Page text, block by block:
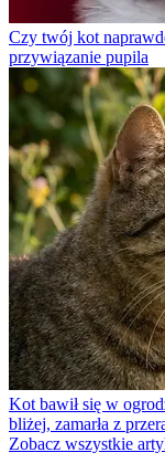
Czy twój kot
przywiązanie pupila
Kot bawił się w
bliżej, zamarła z
Zobacz wszystkie